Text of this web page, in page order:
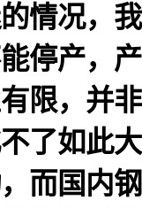
情况，
停产，
限，并
了如此
而国内